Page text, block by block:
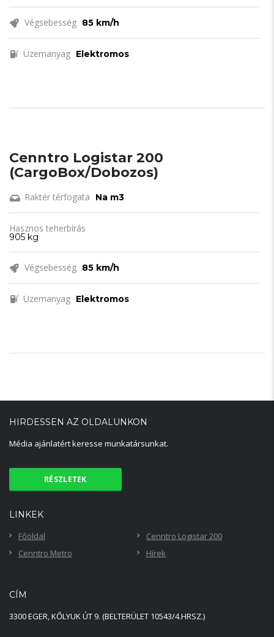
Végsebesség 85 km/h
Üzemanyag Elektromos
Cenntro Logistar 200
(CargoBox/Dobozos)
Raktér térfogata Na m3
Hasznos teherbírás
905 kg
Végsebesség 85 km/h
Üzemanyag Elektromos
HIRDESSEN AZ OLDALUNKON
Média ajánlatért keresse munkatársunkat.
RÉSZLETEK
LINKEK
Főöldal
Cenntro Logistar 200
Cenntro Metro
Hírek
CÍM
3300 EGER, KŐLYUK ÚT 9. (BELTERÜLET 10543/4.HRSZ.)